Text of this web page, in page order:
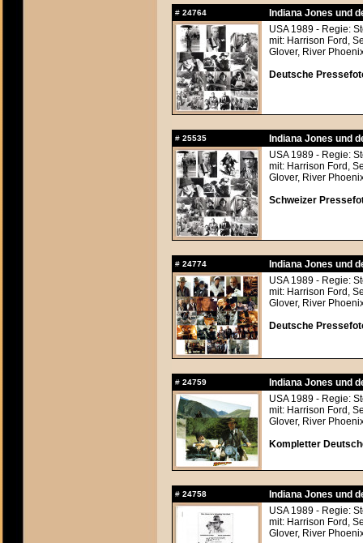
# 24764
Indiana Jones und
USA 1989 - Regie:
mit: Harrison Ford,
Glover, River
Deutsche
# 25535
Indiana Jones und
USA 1989 - Regie:
mit: Harrison Ford,
Glover, River
Schweizer
# 24774
Indiana Jones und
USA 1989 - Regie:
mit: Harrison Ford,
Glover, River
Deutsche
# 24759
Indiana Jones und
USA 1989 - Regie:
mit: Harrison Ford,
Glover, River
Kompletter
# 24758
Indiana Jones und
USA 1989 - Regie:
mit: Harrison Ford,
Glover, River